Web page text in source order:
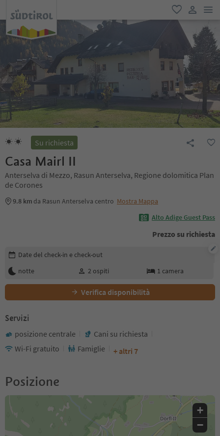
favoriti
user link
Su richiesta
Casa Mairl II
Anterselva di Mezzo, Rasun Anterselva, Regione dolomitica Plan
de Corones
9.8 km da Rasun Anterselva centro Mostra Mappa
Alto Adige Guest Pass
Prezzo su richiesta
Modifica i dettagli della prenotazione
Date del check-in e check-out
notte
2 ospiti 1 camera
Verifica disponibilità
Servizi
posizione centrale
Cani su richiesta
Wi-Fi gratuito
Famiglie + altri 7
Posizione
+
−